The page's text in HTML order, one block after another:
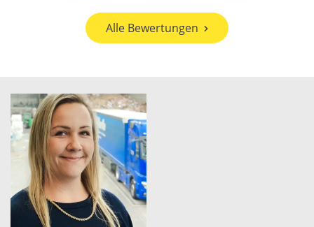
Alle Bewertungen